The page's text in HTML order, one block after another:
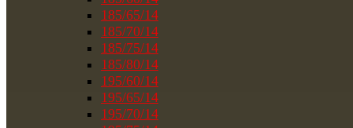
185/65/14
185/70/14
185/75/14
185/80/14
195/60/14
195/65/14
195/70/14